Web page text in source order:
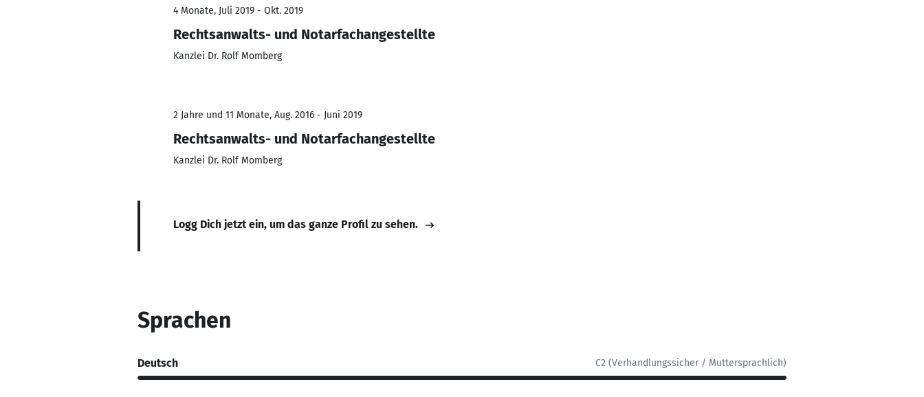
4 Monate, Juli 2019 - Okt. 2019
Rechtsanwalts- und Notarfachangestellte
Kanzlei Dr. Rolf Momberg
2 Jahre und 11 Monate, Aug. 2016 - Juni 2019
Rechtsanwalts- und Notarfachangestellte
Kanzlei Dr. Rolf Momberg
Logg Dich jetzt ein, um das ganze Profil zu sehen.
Sprachen
Deutsch C2 (Verhandlungssicher / Muttersprachlich)